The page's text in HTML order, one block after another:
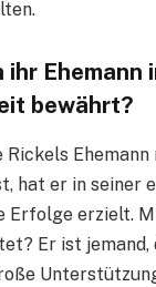
ihr Ehemann
bewährt?
Rickels
hat er in seiner
Erfolge erzielt.
Er ist jemand,